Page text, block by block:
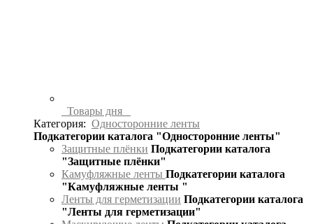
Товары дня
Категория: Односторонние ленты
Подкатегории каталога "Односторонние ленты"
Защитные плёнки Подкатегории каталога
"Защитные плёнки"
Камуфляжные ленты Подкатегории каталога
"Камуфляжные ленты "
Ленты для герметизации Подкатегории каталога
"Ленты для герметизации"